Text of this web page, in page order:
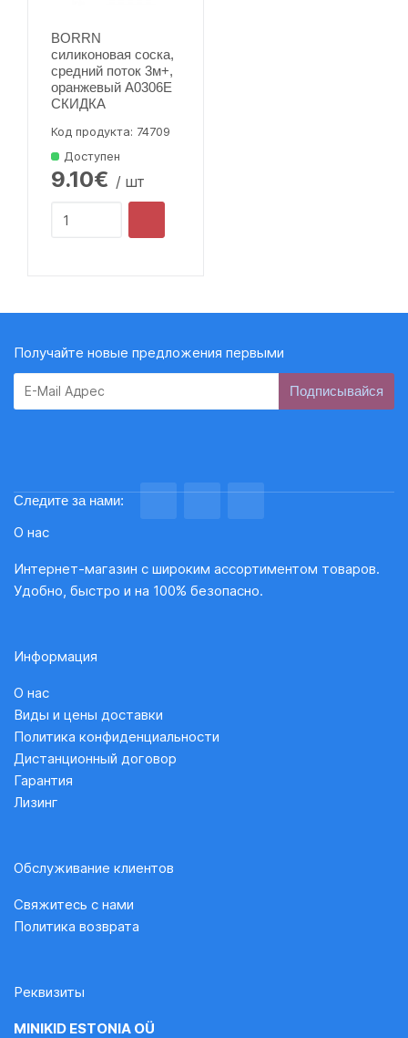
BORRN
силиконовая соска,
средний поток 3м+,
оранжевый A0306E
СКИДКА
Код продукта: 74709
Доступен
9.10€ / шт
Получайте новые предложения первыми
Subscribe
Следите за нами:
О нас
Интернет-магазин с широким ассортиментом товаров.
Удобно, быстро и на 100% безопасно.
Информация
О нас
Виды и цены доставки
Политика конфиденциальности
Дистанционный договор
Гарантия
Лизинг
Обслуживание клиентов
Свяжитесь с нами
Политика возврата
Реквизиты
MINIKID ESTONIA OÜ